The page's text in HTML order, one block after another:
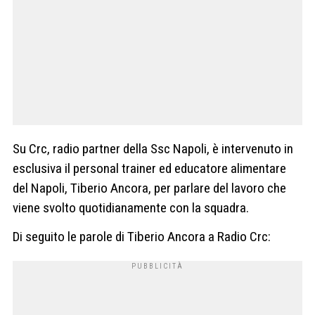
Su Crc, radio partner della Ssc Napoli, è intervenuto in
esclusiva il personal trainer ed educatore alimentare
del Napoli, Tiberio Ancora, per parlare del lavoro che
viene svolto quotidianamente con la squadra.
Di seguito le parole di Tiberio Ancora a Radio Crc: